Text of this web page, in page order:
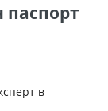
паспорт
в